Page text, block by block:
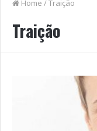
Home /Traição
Traição